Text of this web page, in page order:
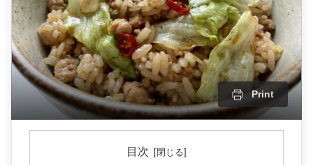
Print
目次